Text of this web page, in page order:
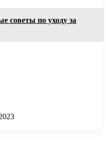
советы по уходу за